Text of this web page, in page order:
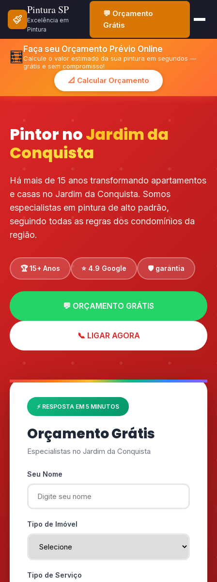
Pintura SP
Excelência em
Pintura
💬 Orçamento
Grátis
🧮 Faça seu Orçamento Prévio Online
Calcule o valor estimado da sua pintura em segundos —
grátis e sem compromisso!
📐 Calcular Orçamento
Pintor noJardim da
Conquista
Há mais de 15 anos transformando apartamentos
e casas no Jardim da Conquista. Somos
especialistas em pintura de alto padrão,
seguindo todas as regras dos condomínios da
região.
🏆 15+ Anos ⭐ 4.9 Google 🛡️ garantia
💬 ORÇAMENTO GRÁTIS
📞 LIGAR AGORA
⚡ RESPOSTA EM 5 MINUTOS
Orçamento Grátis
Especialistas no Jardim da Conquista
Seu Nome
Tipo de Imóvel
Tipo de Serviço